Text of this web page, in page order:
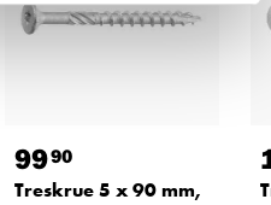
9990
Treskrue 5 x 90 mm,